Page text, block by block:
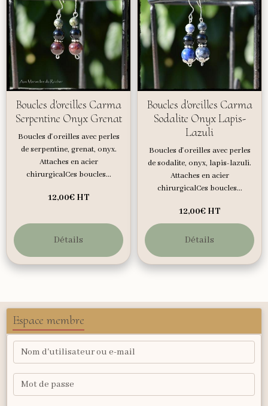
Boucles d'oreilles Carma
Serpentine Onyx Grenat
Boucles d'oreilles avec perles
de serpentine, grenat, onyx.
Attaches en acier
chirurgicalCes boucles...
12,00€HT
Détails
Boucles d'oreilles Carma
Sodalite Onyx Lapis-
Lazuli
Boucles d'oreilles avec perles
de sodalite, onyx, lapis-lazuli.
Attaches en acier
chirurgicalCes boucles...
12,00€HT
Détails
Espace membre